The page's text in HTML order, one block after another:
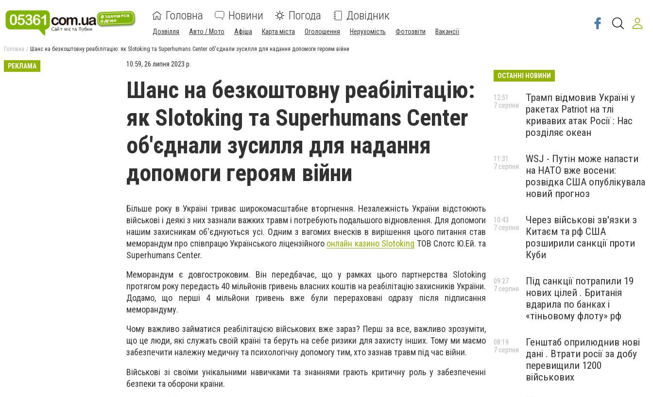
Головна Новини Погода Довідник
Дозвілля Авто / Мото Афіша Карта міста Оголошення Нерухомість Фотозвіти Вакансії
Головна Шанс на безкоштовну реабілітацію: як Slotoking та Superhumans Center об'єднали зусилля для надання допомоги героям війни
РЕКЛАМА 10:59, 26 липня 2023 р.
Шанс на безкоштовну реабілітацію:
як Slotoking та Superhumans Center
об'єднали зусилля для надання
допомоги героям війни
Більше року в Україні триває широкомасштабне вторгнення. Незалежність України відстоюють
військові і деякі з них зазнали важких травм і потребують подальшого відновлення. Для допомоги
нашим захисникам об'єднуються усі. Одним з вагомих внесків в вирішення цього питання став
меморандум про співпрацю Українського ліцензійного онлайн казино Slotoking ТОВ Слотс Ю.Ей. та
Superhumans Center.
Меморандум є довгостроковим. Він передбачає, що у рамках цього партнерства Slotoking
протягом року передасть 40 мільйонів гривень власних коштів на реабілітацію захисників України.
Додамо, що перші 4 мільйони гривень вже були перераховані одразу після підписання
меморандуму.
Чому важливо займатися реабілітацією військових вже зараз? Перш за все, важливо зрозуміти,
що це люди, які служать своїй країні та беруть на себе ризики для захисту інших. Тому ми маємо
забезпечити належну медичну та психологічну допомогу тим, хто зазнав травм під час війни.
Військові зі своїми унікальними навичками та знаннями грають критичну роль у забезпеченні
безпеки та оборони країни.
ОСТАННІ НОВИНИ
Трамп відмовив Україні у
ракетах Patriot на тлі
кривавих атак Росії : Нас
розділяє океан
12:51
7 серпня
WSJ - Путін може напасти
на НАТО вже восени:
розвідка США опублікувала
новий прогноз
11:31
7 серпня
Через військові зв'язки з
Китаєм та рф США
розширили санкції проти
Куби
10:43
7 серпня
Під санкції потрапили 19
нових цілей . Британія
вдарила по банках і
«тіньовому флоту» рф
09:27
7 серпня
Генштаб оприлюднив нові
дані . Втрати росії за добу
перевищили 1200
військових
08:19
7 серпня